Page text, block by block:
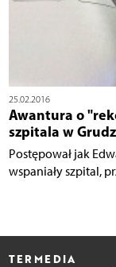
25.02.2016
Awantura o
szpitala w
Postępował jak
wspaniały szpital,
TERMEDIA